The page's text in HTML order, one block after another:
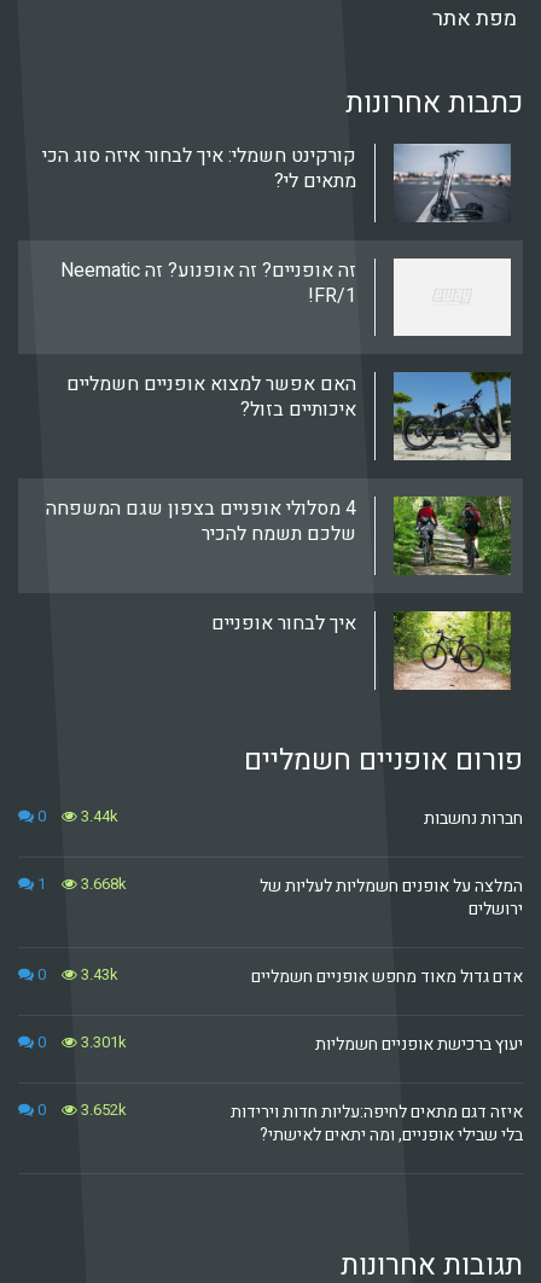
מפת אתר
כתבות אחרונות
קורקינט חשמלי: איך לבחור איזה סוג הכי
מתאים לי?
זה אופניים? זה אופנוע? זה Neematic
FR/1!
האם אפשר למצוא אופניים חשמליים
איכותיים בזול?
4 מסלולי אופניים בצפון שגם המשפחה
שלכם תשמח להכיר
איך לבחור אופניים
פורום אופניים חשמליים
חברות נחשבות 3.44k
0
המלצה על אופנים חשמליות לעליות של
ירושלים
3.668k
1
אדם גדול מאוד מחפש אופניים חשמליים 3.43k
0
יעוץ ברכישת אופניים חשמליות 3.301k
0
איזה דגם מתאים לחיפה:עליות חדות וירידות
בלי שבילי אופניים, ומה יתאים לאישתי?
3.652k
0
תגובות אחרונות